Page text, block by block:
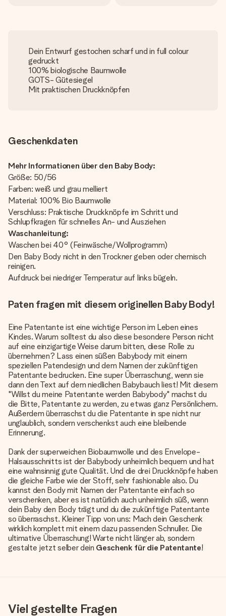
Dein Entwurf gestochen scharf und in full colour
gedruckt
100% biologische Baumwolle
GOTS- Gütesiegel
Mit praktischen Druckknöpfen
Geschenkdaten
Mehr Informationen über den Baby Body:
Größe: 50/56
Farben: weiß und grau melliert
Material: 100% Bio Baumwolle
Verschluss: Praktische Druckknöpfe im Schritt und
Schlupfkragen für schnelles An- und Ausziehen
Waschanleitung:
Waschen bei 40° (Feinwäsche/Wollprogramm)
Den Baby Body nicht in den Trockner geben oder chemisch
reinigen.
Aufdruck bei niedriger Temperatur auf links bügeln.
Paten fragen mit diesem originellen Baby Body!
Eine Patentante ist eine wichtige Person im Leben eines
Kindes. Warum solltest du also diese besondere Person nicht
auf eine einzigartige Weise darum bitten, diese Rolle zu
übernehmen? Lass einen süßen Babybody mit einem
speziellen Patendesign und dem Namen der zukünftigen
Patentante bedrucken. Eine super Überraschung, wenn sie
dann den Text auf dem niedlichen Babybauch liest! Mit diesem
"Willst du meine Patentante werden Babybody" machst du
die Bitte, Patentante zu werden, zu etwas ganz Persönlichem.
Außerdem überraschst du die Patentante in spe nicht nur
unglaublich, sondern verschenkst auch eine bleibende
Erinnerung.
Dank der superweichen Biobaumwolle und des Envelope-
Halsausschnitts ist der Babybody unheimlich bequem und hat
eine wahnsinnig gute Qualität. Und die drei Druckknöpfe haben
die gleiche Farbe wie der Stoff, sehr fashionable also. Du
kannst den Body mit Namen der Patentante einfach so
verschenken, aber es ist natürlich auch unheimlich süß, wenn
dein Baby den Body trägt und du die zukünftige Patentante
so überraschst. Kleiner Tipp von uns: Mach dein Geschenk
wirklich komplett mit einem dazu passenden Schnuller. Die
ultimative Überraschung! Warte nicht länger ab, sondern
gestalte jetzt selber dein Geschenk für die Patentante!
Viel gestellte Fragen